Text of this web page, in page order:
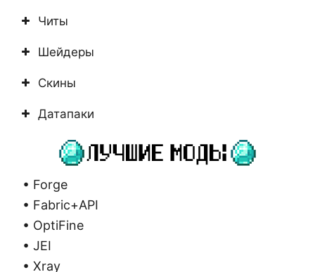
Читы
Шейдеры
Скины
Датапаки
• Forge
• Fabric+API
• OptiFine
• JEI
• Xray